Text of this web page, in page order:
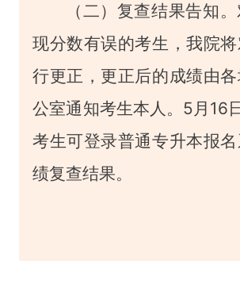
（二）复查结果告知
现分数有误的考生，我院
行更正，更正后的成绩由
公室通知考生本人。5月16
考生可登录普通专升本报
绩复查结果。